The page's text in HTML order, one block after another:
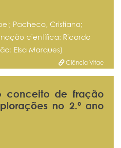
Pacheco, Cristiana;
científica: Ricardo
Elsa Marques)
Ciência Vitae
conceito de fração
no 2.º ano